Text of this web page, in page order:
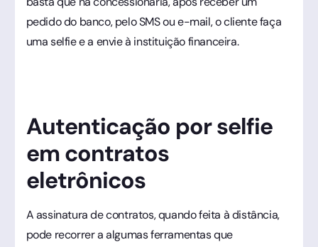
pedido do banco, pelo SMS ou e-mail, o cliente faça
uma selfie e a envie à instituição financeira.
Autenticação por selfie
em contratos
eletrônicos
A assinatura de contratos, quando feita à distância,
pode recorrer a algumas ferramentas que